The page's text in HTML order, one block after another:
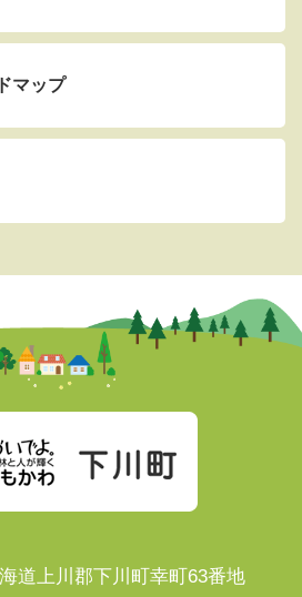
マップ
道上川郡下川町幸町63番地